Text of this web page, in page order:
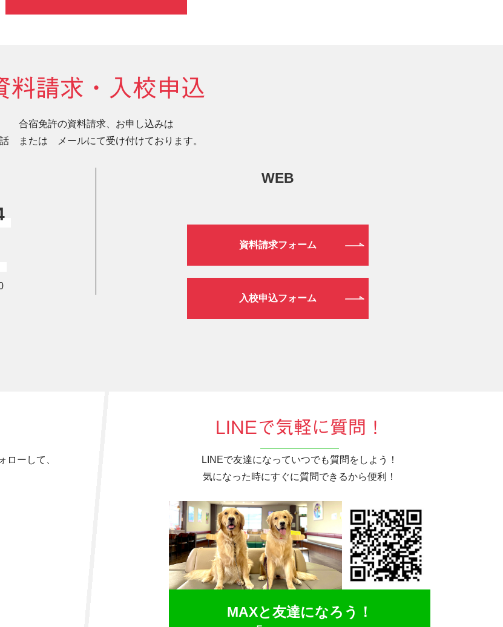
料請求・入校申込
合宿免許の資料請求、お申し込みは
または メールにて受け付けております。
WEB
資料請求フォーム
入校申込フォーム
ローして、
LINEで気軽に質問！
LINEで友達になっていつでも質問をしよう！
気になった時にすぐに質問できるから便利！
MAXと友達になろう！